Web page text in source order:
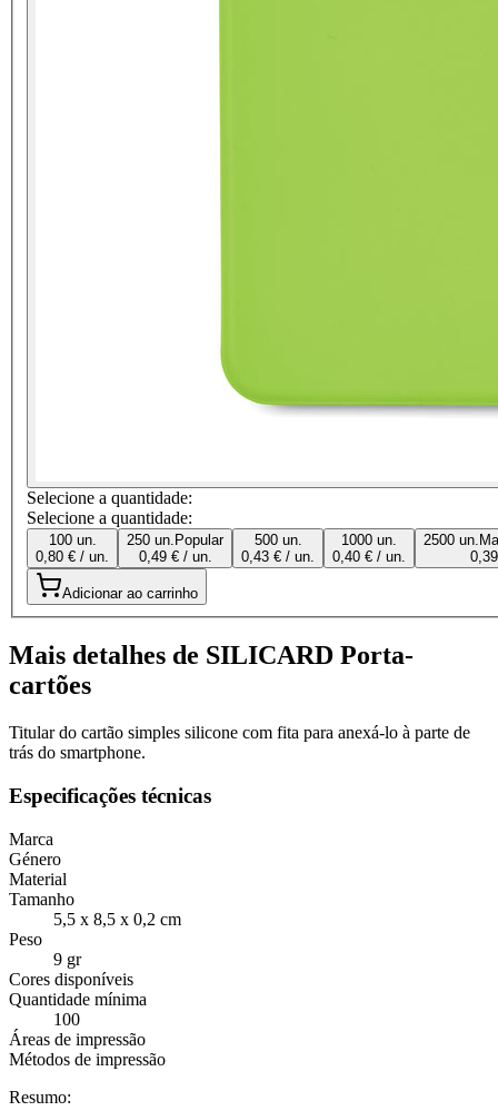
Selecione a quantidade:
Selecione a quantidade:
100 un.
0,80 € / un.
250 un. Popular
0,49 € / un.
500 un.
0,43 € / un.
1000 un.
0,40 € / un.
2500 un.
Adicionar ao carrinho
Mais detalhes de SILICARD Porta-
cartões
Titular do cartão simples silicone com fita para anexá-lo à parte de
trás do smartphone.
Especificações técnicas
Marca
Género
Material
Tamanho
5,5 x 8,5 x 0,2 cm
Peso
9 gr
Cores disponíveis
Quantidade mínima
100
Áreas de impressão
Métodos de impressão
Resumo: